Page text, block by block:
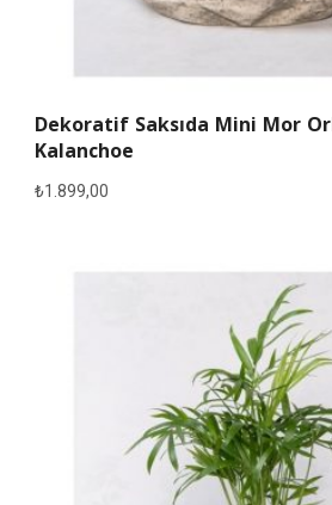
Dekoratif Saksıda Mini Mor
Kalanchoe
₺1.899,00